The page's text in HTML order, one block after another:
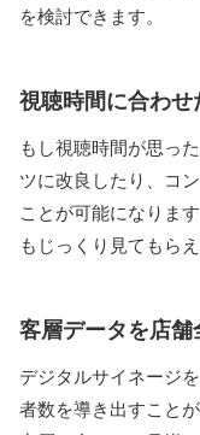
を検討できます。
視聴時間に合わ
もし視聴時間が思っ
ツに改良したり、コ
ことが可能になりま
もじっくり見てもら
客層データを店
デジタルサイネージ
者数を導き出すこと